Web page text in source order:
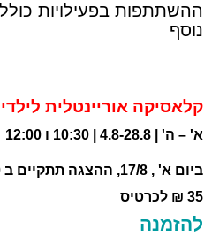
ההשתתפות בפעילויות
נוסף
קלאסיקה אוריינטלית
א' – ה' | 4.8-28.8 | 10:30 ו 12:00
ביום א' , 17/8, ההצגה תתקיים ב 10:30 בלבד.
35 ₪ לכרטיס
להזמנה